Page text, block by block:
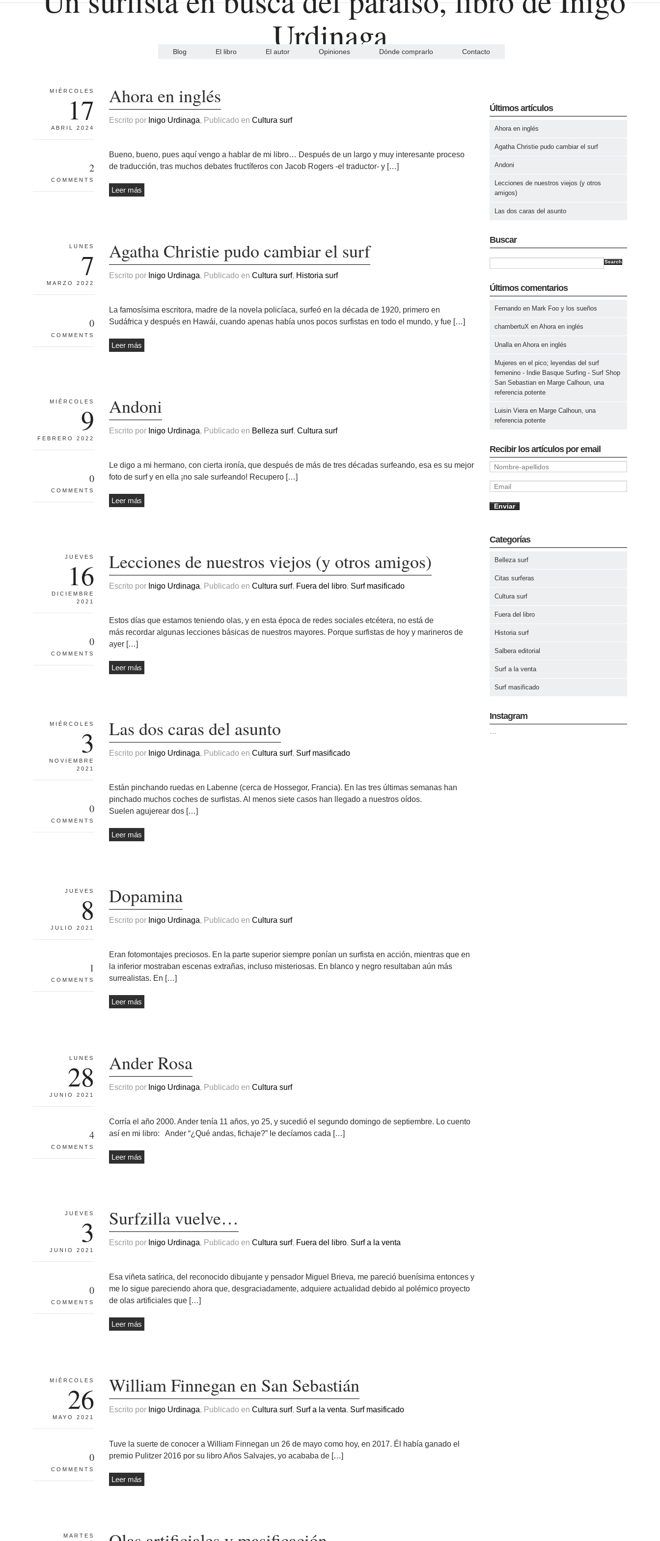
Blog El libro El autor Opiniones Dónde comprarlo Contacto
MIÉRCOLES
17
ABRIL 2024
2
COMMENTS
Ahora en inglés
Escrito por Inigo Urdinaga, Publicado enCultura surf
Bueno, bueno, pues aquí vengo a hablar de mi libro… Después de un largo y muy interesante proceso
de traducción, tras muchos debates fructíferos con Jacob Rogers -el traductor- y […]
Leer más
LUNES
7
MARZO 2022
0
COMMENTS
Agatha Christie pudo cambiar el surf
Escrito por Inigo Urdinaga, Publicado enCultura surf, Historia surf
La famosísima escritora, madre de la novela policíaca, surfeó en la década de 1920, primero en
Sudáfrica y después en Hawái, cuando apenas había unos pocos surfistas en todo el mundo, y fue […]
Leer más
MIÉRCOLES
9
FEBRERO 2022
0
COMMENTS
Andoni
Escrito por Inigo Urdinaga, Publicado en Belleza surf,Cultura surf
Le digo a mi hermano, con cierta ironía, que después de más de tres décadas surfeando, esa es su mejor
foto de surf y en ella ¡no sale surfeando! Recupero […]
Leer más
JUEVES
16
DICIEMBRE
2021
0
COMMENTS
Lecciones de nuestros viejos (y otros amigos)
Escrito por Inigo Urdinaga, Publicado enCultura surf, Fuera del libro, Surf masificado
Estos días que estamos teniendo olas, y en esta época de redes sociales etcétera, no está de
más recordar algunas lecciones básicas de nuestros mayores. Porque surfistas de hoy y marineros de
ayer […]
Leer más
MIÉRCOLES
3
NOVIEMBRE
2021
0
COMMENTS
Las dos caras del asunto
Escrito por Inigo Urdinaga, Publicado enCultura surf, Surf masificado
Están pinchando ruedas en Labenne (cerca de Hossegor, Francia). En las tres últimas semanas han
pinchado muchos coches de surfistas. Al menos siete casos han llegado a nuestros oídos.
Suelen agujerear dos […]
Leer más
JUEVES
8
JULIO 2021
1
COMMENTS
Dopamina
Escrito por Inigo Urdinaga, Publicado enCultura surf
Eran fotomontajes preciosos. En la parte superior siempre ponían un surfista en acción, mientras que en
la inferior mostraban escenas extrañas, incluso misteriosas. En blanco y negro resultaban aún más
surrealistas. En […]
Leer más
LUNES
28
JUNIO 2021
4
COMMENTS
Ander Rosa
Escrito por Inigo Urdinaga, Publicado enCultura surf
Corría el año 2000. Ander tenía 11 años, yo 25, y sucedió el segundo domingo de septiembre. Lo cuento
así en mi libro: Ander “¿Qué andas, fichaje?” le decíamos cada […]
Leer más
JUEVES
3
JUNIO 2021
0
COMMENTS
Surfzilla vuelve…
Escrito por Inigo Urdinaga, Publicado enCultura surf, Fuera del libro, Surf a la venta
Esa viñeta satírica, del reconocido dibujante y pensador Miguel Brieva, me pareció buenísima entonces y
me lo sigue pareciendo ahora que, desgraciadamente, adquiere actualidad debido al polémico proyecto
de olas artificiales que […]
Leer más
MIÉRCOLES
26
MAYO 2021
0
COMMENTS
William Finnegan en San Sebastián
Escrito por Inigo Urdinaga, Publicado enCultura surf, Surf a la venta, Surf masificado
Tuve la suerte de conocer a William Finnegan un 26 de mayo como hoy, en 2017. Él había ganado el
premio Pulitzer 2016 por su libro Años Salvajes, yo acababa de […]
Leer más
MARTES
Últimos artículos
Ahora en inglés
Agatha Christie pudo cambiar el surf
Andoni
Lecciones de nuestros viejos (y otros
amigos)
Las dos caras del asunto
Buscar
Search
Últimos comentarios
Fernando en Mark Foo y los sueños
chambertuX en Ahora en inglés
Unallaen Ahora en inglés
Mujeres en el pico; leyendas del surf
femenino - Indie Basque Surfing - Surf Shop
San Sebastian en Marge Calhoun, una
referencia potente
Luisin Vieraen Marge Calhoun, una
referencia potente
Recibir los artículos por email
Categorías
Belleza surf
Citas surferas
Cultura surf
Fuera del libro
Historia surf
Salbera editorial
Surf a la venta
Surf masificado
Instagram